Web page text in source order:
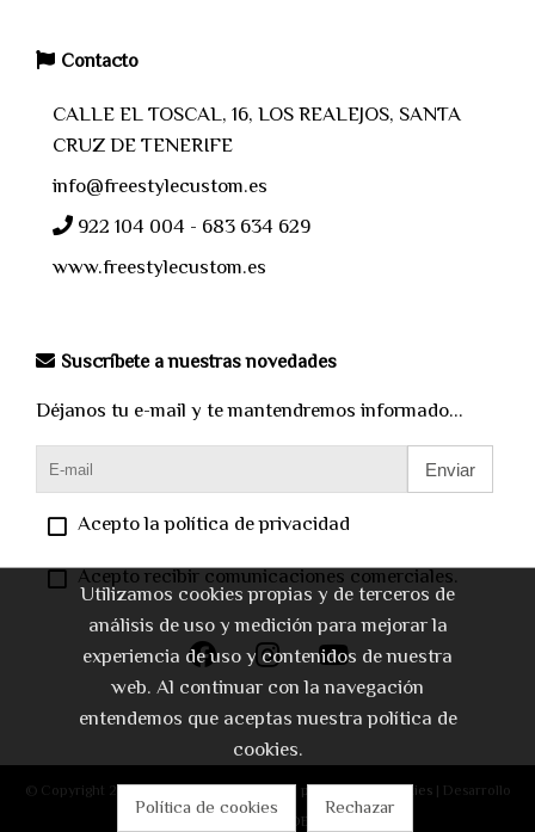
Contacto
CALLE EL TOSCAL, 16, LOS REALEJOS, SANTA
CRUZ DE TENERIFE
info@freestylecustom.es
922 104 004 - 683 634 629
www.freestylecustom.es
Suscríbete a nuestras novedades
Déjanos tu e-mail y te mantendremos informado...
Enviar
Acepto la política de privacidad
Acepto recibir comunicaciones comerciales.
© Copyright 2026 |Aviso legal|Política de privacidad|Cookies| Desarrollo
Software DELSOL
Utilizamos cookies propias y de terceros de
análisis de uso y medición para mejorar la
experiencia de uso y contenidos de nuestra
web. Al continuar con la navegación
entendemos que aceptas nuestra política de
cookies.
Política de cookies Rechazar